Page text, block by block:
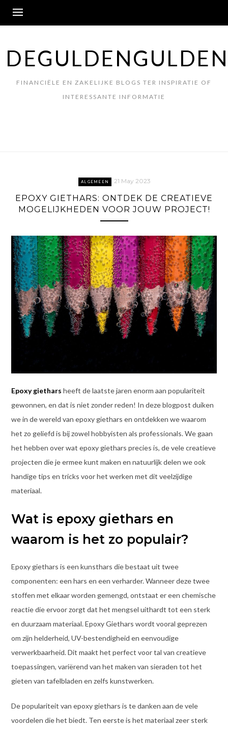
content
FINANCIËLE EN ZAKELIJKE BLOGS TER INSPIRATIE OF
INTERESSANTE INFORMATIE
ALGEMEEN 21 May 2023
EPOXY GIETHARS: ONTDEK DE CREATIEVE
MOGELIJKHEDEN VOOR JOUW PROJECT!
Epoxy giethars heeft de laatste jaren enorm aan populariteit
gewonnen, en dat is niet zonder reden! In deze blogpost duiken
we in de wereld van epoxy giethars en ontdekken we waarom
het zo geliefd is bij zowel hobbyisten als professionals. We gaan
het hebben over wat epoxy giethars precies is, de vele creatieve
projecten die je ermee kunt maken en natuurlijk delen we ook
handige tips en tricks voor het werken met dit veelzijdige
materiaal.
Wat is epoxy giethars en
waarom is het zo populair?
Epoxy giethars is een kunsthars die bestaat uit twee
componenten: een hars en een verharder. Wanneer deze twee
stoffen met elkaar worden gemengd, ontstaat er een chemische
reactie die ervoor zorgt dat het mengsel uithardt tot een sterk
en duurzaam materiaal. Epoxy Giethars wordt vooral geprezen
om zijn helderheid, UV-bestendigheid en eenvoudige
verwerkbaarheid. Dit maakt het perfect voor tal van creatieve
toepassingen, variërend van het maken van sieraden tot het
gieten van tafelbladen en zelfs kunstwerken.
De populariteit van epoxy giethars is te danken aan de vele
voordelen die het biedt. Ten eerste is het materiaal zeer sterk